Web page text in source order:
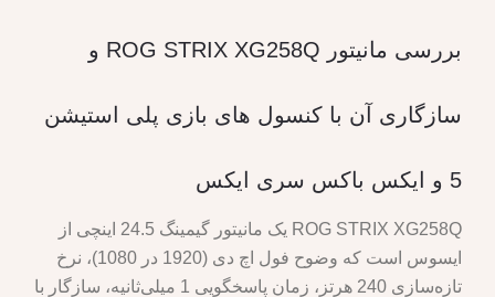
بررسی مانیتور ROG STRIX XG258Q و
سازگاری آن با کنسول های بازی پلی استیشن
5 و ایکس باکس سری ایکس
ROG STRIX XG258Q یک مانیتور گیمینگ 24.5 اینچی از
ایسوس است که وضوح فول اچ دی (1920 در 1080)، نرخ
تازه‌سازی 240 هرتز، زمان پاسخگویی 1 میلی‌ثانیه، سازگار با